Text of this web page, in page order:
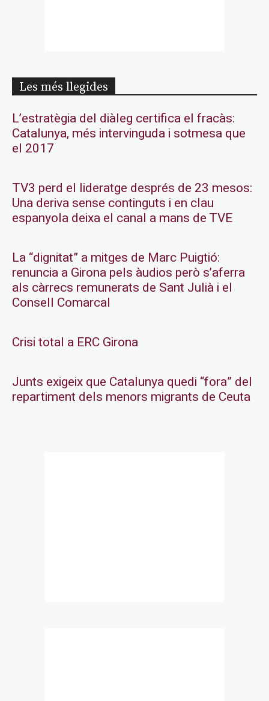
Les més llegides
L’estratègia del diàleg certifica el fracàs:
Catalunya, més intervinguda i sotmesa que
el 2017
TV3 perd el lideratge després de 23 mesos:
Una deriva sense continguts i en clau
espanyola deixa el canal a mans de TVE
La “dignitat” a mitges de Marc Puigtió:
renuncia a Girona pels àudios però s’aferra
als càrrecs remunerats de Sant Julià i el
Consell Comarcal
Crisi total a ERC Girona
Junts exigeix que Catalunya quedi “fora” del
repartiment dels menors migrants de Ceuta